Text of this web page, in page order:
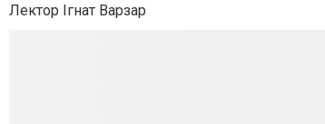
Лектор Ігнат Варзар